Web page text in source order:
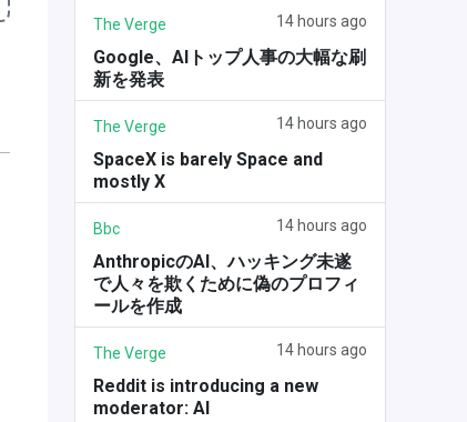
The Verge 14 hours ago
Google、AIトップ人事の大幅な刷
新を発表
The Verge 14 hours ago
SpaceX is barely Space and
mostly X
Bbc 14 hours ago
AnthropicのAI、ハッキング未遂
で人々を欺くために偽のプロフィ
ールを作成
The Verge 14 hours ago
Reddit is introducing a new
moderator: AI